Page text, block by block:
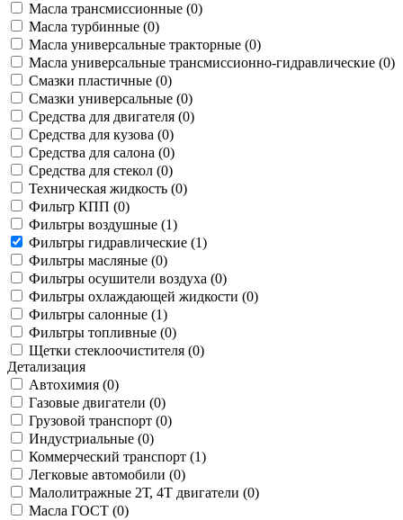
Масла трансмиссионные (0)
Масла турбинные (0)
Масла универсальные тракторные (0)
Масла универсальные трансмиссионно-гидравлические (0)
Смазки пластичные (0)
Смазки универсальные (0)
Средства для двигателя (0)
Средства для кузова (0)
Средства для салона (0)
Средства для стекол (0)
Техническая жидкость (0)
Фильтр КПП (0)
Фильтры воздушные (1)
Фильтры гидравлические (1)
Фильтры масляные (0)
Фильтры осушители воздуха (0)
Фильтры охлаждающей жидкости (0)
Фильтры салонные (1)
Фильтры топливные (0)
Щетки стеклоочистителя (0)
Детализация
Автохимия (0)
Газовые двигатели (0)
Грузовой транспорт (0)
Индустриальные (0)
Коммерческий транспорт (1)
Легковые автомобили (0)
Малолитражные 2Т, 4Т двигатели (0)
Масла ГОСТ (0)